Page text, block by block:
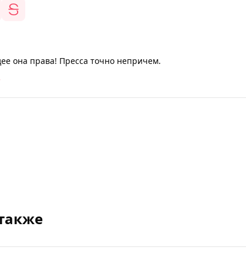
она права! Пресса точно непричем.